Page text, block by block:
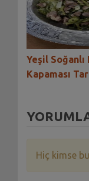
Yeşil Soğanlı
Kapaması
Hiç kimse